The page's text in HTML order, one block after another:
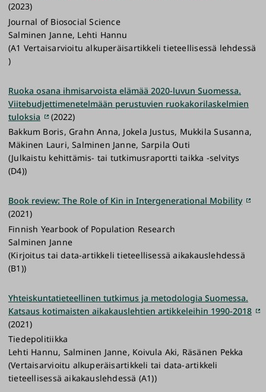
(2023)
Journal of Biosocial Science
Salminen Janne, Lehti Hannu
(A1 Vertaisarvioitu alkuperäisartikkeli tieteellisessä lehdessä
)
Ruoka osana ihmisarvoista elämää 2020-luvun Suomessa.
Viitebudjettimenetelmään perustuvien ruokakorilaskelmien
tuloksia
(2022)
Bakkum Boris, Grahn Anna, Jokela Justus, Mukkila Susanna,
Mäkinen Lauri, Salminen Janne, Sarpila Outi
(Julkaistu kehittämis- tai tutkimusraportti taikka -selvitys
(D4))
Book review: The Role of Kin in Intergenerational Mobility
(2021)
Finnish Yearbook of Population Research
Salminen Janne
(Kirjoitus tai data-artikkeli tieteellisessä aikakauslehdessä
(B1))
Yhteiskuntatieteellinen tutkimus ja metodologia Suomessa.
Katsaus kotimaisten aikakauslehtien artikkeleihin 1990-2018
(2021)
Tiedepolitiikka
Lehti Hannu, Salminen Janne, Koivula Aki, Räsänen Pekka
(Vertaisarvioitu alkuperäisartikkeli tai data-artikkeli
tieteellisessä aikakauslehdessä (A1))